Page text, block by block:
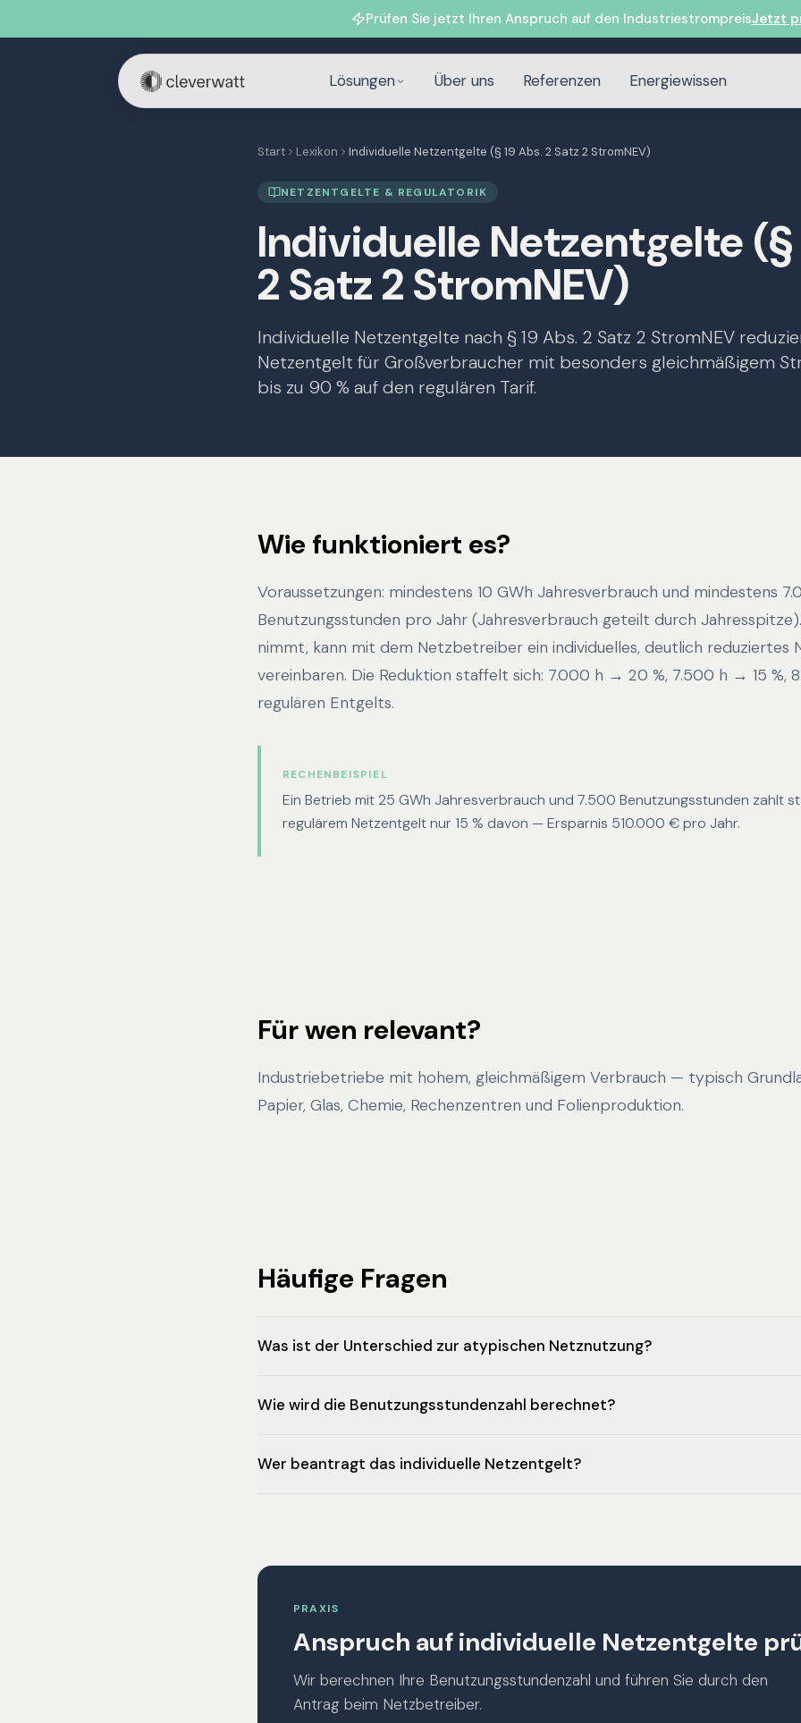
Prüfen Sie jetzt Ihren Anspruch auf den IndustriestrompreisJetzt
Lösungen Über uns Referenzen Energiewissen
Start Lexikon Individuelle Netzentgelte (§ 19 Abs. 2 Satz 2 StromNEV)
NETZENTGELTE & REGULATORIK
Individuelle Netzentgelte (§
2 Satz 2 StromNEV)
Individuelle Netzentgelte nach § 19 Abs. 2 Satz 2 StromNEV
Netzentgelt für Großverbraucher mit besonders gleichmäßigem
bis zu 90 % auf den regulären Tarif.
Wie funktioniert es?
Voraussetzungen: mindestens 10 GWh Jahresverbrauch und mindestens
Benutzungsstunden pro Jahr (Jahresverbrauch geteilt durch
nimmt, kann mit dem Netzbetreiber ein individuelles, deutlich reduziertes
vereinbaren. Die Reduktion staffelt sich: 7.000 h → 20 %, 7.500 h → 15 %,
regulären Entgelts.
RECHENBEISPIEL
Ein Betrieb mit 25 GWh Jahresverbrauch und 7.500 Benutzungsstunden zahlt
regulärem Netzentgelt nur 15 % davon — Ersparnis 510.000 € pro Jahr.
Für wen relevant?
Industriebetriebe mit hohem, gleichmäßigem Verbrauch — typisch
Papier, Glas, Chemie, Rechenzentren und Folienproduktion.
Häufige Fragen
Was ist der Unterschied zur atypischen Netznutzung?
Wie wird die Benutzungsstundenzahl berechnet?
Wer beantragt das individuelle Netzentgelt?
PRAXIS
Anspruch auf individuelle Netzentgelte
Wir berechnen Ihre Benutzungsstundenzahl und führen Sie durch den
Antrag beim Netzbetreiber.